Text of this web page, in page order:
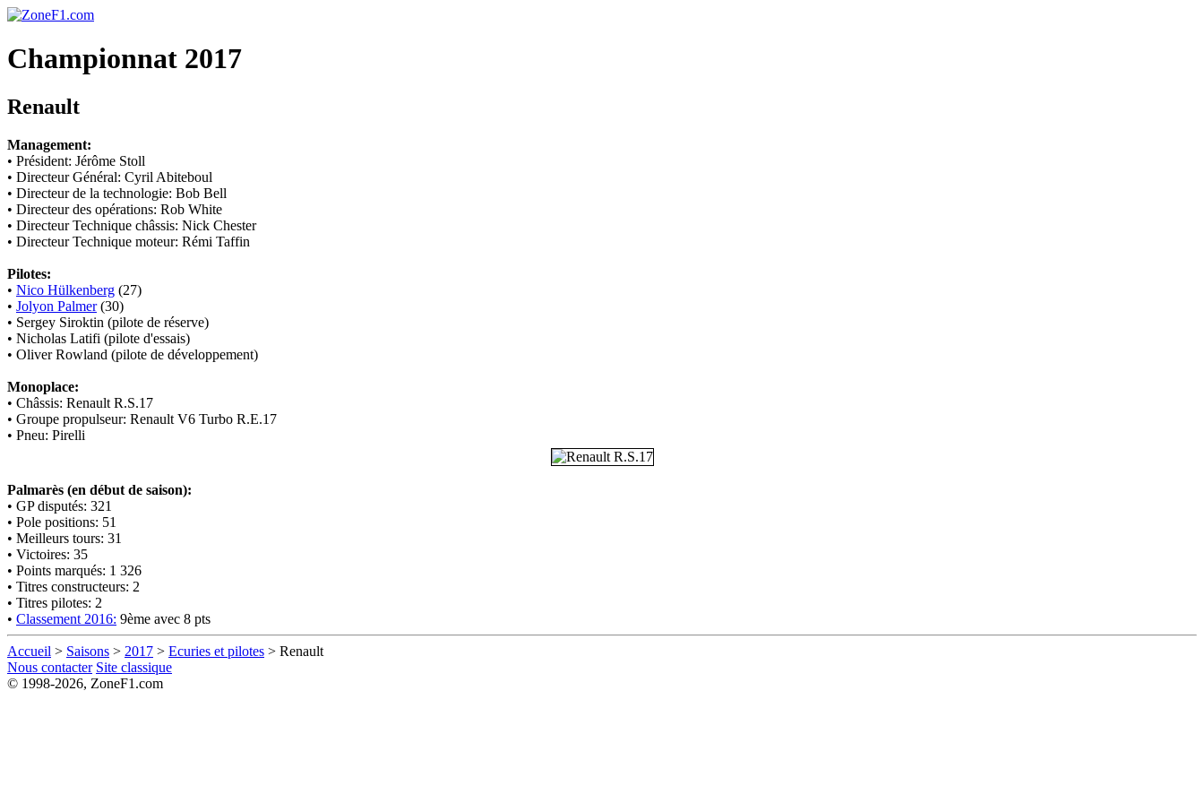
Championnat 2017
Renault
Management:
• Président: Jérôme Stoll
• Directeur Général: Cyril Abiteboul
• Directeur de la technologie: Bob Bell
• Directeur des opérations: Rob White
• Directeur Technique châssis: Nick Chester
• Directeur Technique moteur: Rémi Taffin
Pilotes:
• Nico Hülkenberg (27)
• Jolyon Palmer(30)
• Sergey Siroktin (pilote de réserve)
• Nicholas Latifi (pilote d'essais)
• Oliver Rowland (pilote de développement)
Monoplace:
• Châssis: Renault R.S.17
• Groupe propulseur: Renault V6 Turbo R.E.17
• Pneu: Pirelli
Palmarès (en début de saison):
• GP disputés: 321
• Pole positions: 51
• Meilleurs tours: 31
• Victoires: 35
• Points marqués: 1 326
• Titres constructeurs: 2
• Titres pilotes: 2
• Classement 2016: 9ème avec 8 pts
Accueil > Saisons > 2017 > Ecuries et pilotes > Renault
Nous contacter Site classique
© 1998-2026, ZoneF1.com